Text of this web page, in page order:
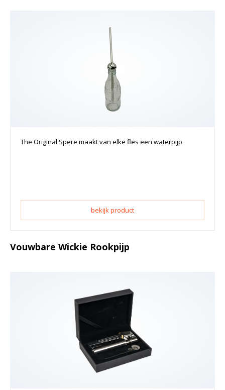
The Original Spere maakt van elke fles een waterpijp
bekijk product
Vouwbare Wickie Rookpijp